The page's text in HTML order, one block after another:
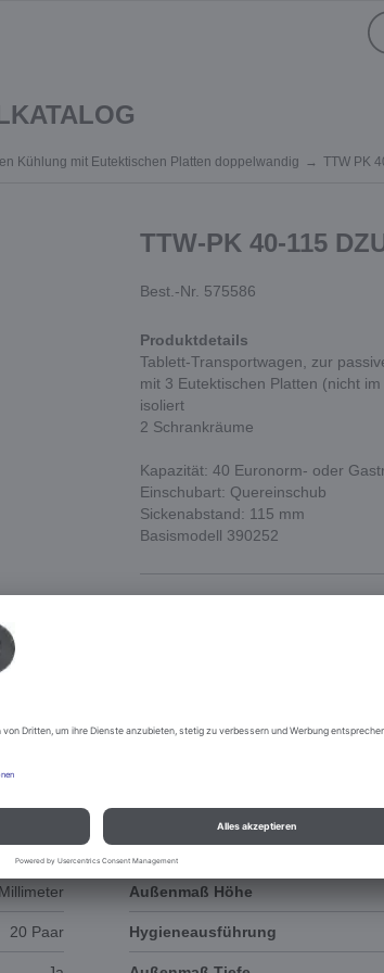
Kühlung mit Eutektischen Platten doppelwandig TTW PK
TTW-PK 40-115
Best.-Nr. 575586
Produktdetails
Tablett-Transportwagen, zur
mit 3 Eutektischen Platten (nicht
isoliert
2 Schrankräume
Kapazität: 40 Euronorm- oder
Einschubart: Quereinschub
Sickenabstand: 115 mm
Basismodell 390252
ERSATZTEILE
Außenmaß Höhe
20 Paar Hygieneausführung